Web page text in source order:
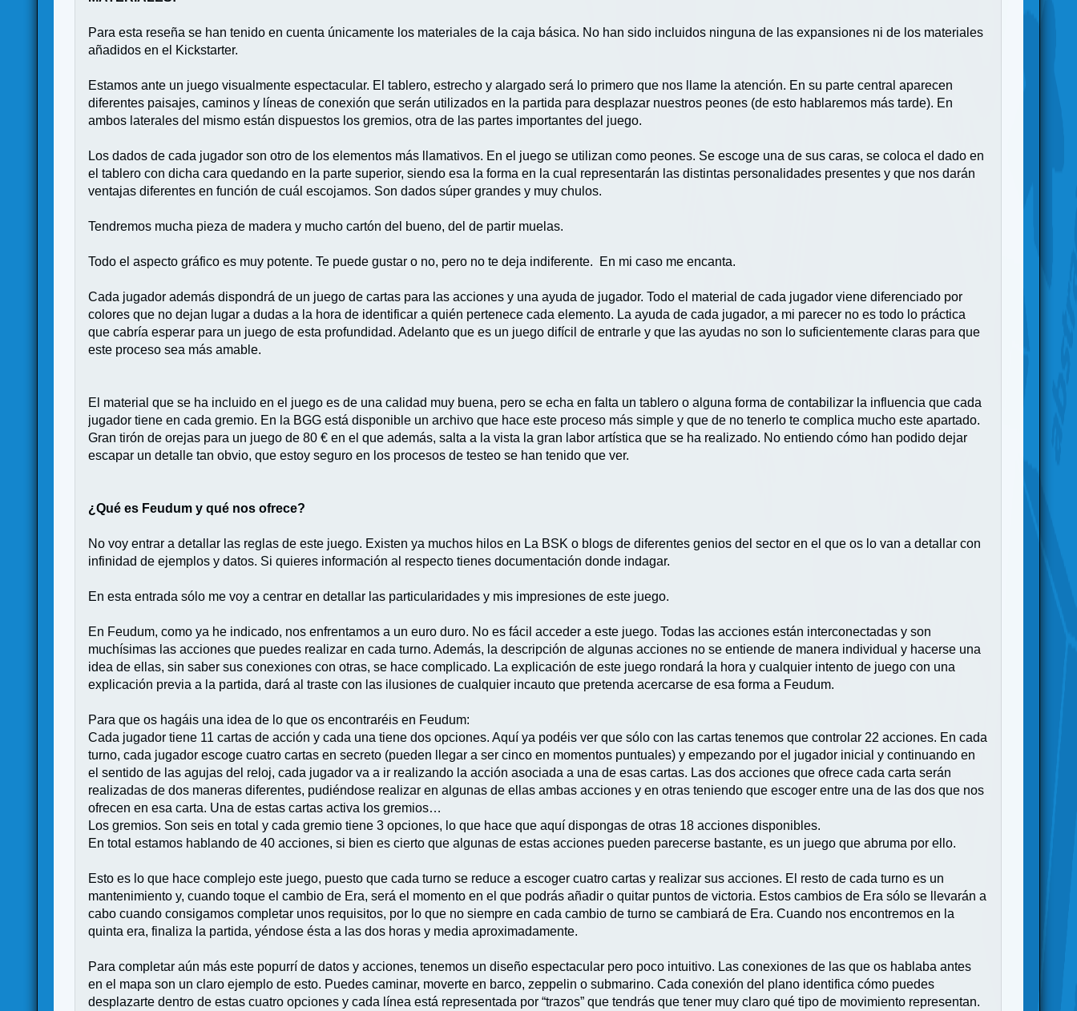
Para esta reseña se han tenido en cuenta únicamente los materiales de la caja básica. No han sido incluidos ninguna de las expansiones ni de los materiales
añadidos en el Kickstarter.
Estamos ante un juego visualmente espectacular. El tablero, estrecho y alargado será lo primero que nos llame la atención. En su parte central aparecen
diferentes paisajes, caminos y líneas de conexión que serán utilizados en la partida para desplazar nuestros peones (de esto hablaremos más tarde). En
ambos laterales del mismo están dispuestos los gremios, otra de las partes importantes del juego.
Los dados de cada jugador son otro de los elementos más llamativos. En el juego se utilizan como peones. Se escoge una de sus caras, se coloca el dado en
el tablero con dicha cara quedando en la parte superior, siendo esa la forma en la cual representarán las distintas personalidades presentes y que nos darán
ventajas diferentes en función de cuál escojamos. Son dados súper grandes y muy chulos.
Tendremos mucha pieza de madera y mucho cartón del bueno, del de partir muelas.
Todo el aspecto gráfico es muy potente. Te puede gustar o no, pero no te deja indiferente. En mi caso me encanta.
Cada jugador además dispondrá de un juego de cartas para las acciones y una ayuda de jugador. Todo el material de cada jugador viene diferenciado por
colores que no dejan lugar a dudas a la hora de identificar a quién pertenece cada elemento. La ayuda de cada jugador, a mi parecer no es todo lo práctica
que cabría esperar para un juego de esta profundidad. Adelanto que es un juego difícil de entrarle y que las ayudas no son lo suficientemente claras para que
este proceso sea más amable.
El material que se ha incluido en el juego es de una calidad muy buena, pero se echa en falta un tablero o alguna forma de contabilizar la influencia que cada
jugador tiene en cada gremio. En la BGG está disponible un archivo que hace este proceso más simple y que de no tenerlo te complica mucho este apartado.
Gran tirón de orejas para un juego de 80 € en el que además, salta a la vista la gran labor artística que se ha realizado. No entiendo cómo han podido dejar
escapar un detalle tan obvio, que estoy seguro en los procesos de testeo se han tenido que ver.
¿Qué es Feudum y qué nos ofrece?
No voy entrar a detallar las reglas de este juego. Existen ya muchos hilos en La BSK o blogs de diferentes genios del sector en el que os lo van a detallar con
infinidad de ejemplos y datos. Si quieres información al respecto tienes documentación donde indagar.
En esta entrada sólo me voy a centrar en detallar las particularidades y mis impresiones de este juego.
En Feudum, como ya he indicado, nos enfrentamos a un euro duro. No es fácil acceder a este juego. Todas las acciones están interconectadas y son
muchísimas las acciones que puedes realizar en cada turno. Además, la descripción de algunas acciones no se entiende de manera individual y hacerse una
idea de ellas, sin saber sus conexiones con otras, se hace complicado. La explicación de este juego rondará la hora y cualquier intento de juego con una
explicación previa a la partida, dará al traste con las ilusiones de cualquier incauto que pretenda acercarse de esa forma a Feudum.
Para que os hagáis una idea de lo que os encontraréis en Feudum:
Cada jugador tiene 11 cartas de acción y cada una tiene dos opciones. Aquí ya podéis ver que sólo con las cartas tenemos que controlar 22 acciones. En cada
turno, cada jugador escoge cuatro cartas en secreto (pueden llegar a ser cinco en momentos puntuales) y empezando por el jugador inicial y continuando en
el sentido de las agujas del reloj, cada jugador va a ir realizando la acción asociada a una de esas cartas. Las dos acciones que ofrece cada carta serán
realizadas de dos maneras diferentes, pudiéndose realizar en algunas de ellas ambas acciones y en otras teniendo que escoger entre una de las dos que nos
ofrecen en esa carta. Una de estas cartas activa los gremios…
Los gremios. Son seis en total y cada gremio tiene 3 opciones, lo que hace que aquí dispongas de otras 18 acciones disponibles.
En total estamos hablando de 40 acciones, si bien es cierto que algunas de estas acciones pueden parecerse bastante, es un juego que abruma por ello.
Esto es lo que hace complejo este juego, puesto que cada turno se reduce a escoger cuatro cartas y realizar sus acciones. El resto de cada turno es un
mantenimiento y, cuando toque el cambio de Era, será el momento en el que podrás añadir o quitar puntos de victoria. Estos cambios de Era sólo se llevarán a
cabo cuando consigamos completar unos requisitos, por lo que no siempre en cada cambio de turno se cambiará de Era. Cuando nos encontremos en la
quinta era, finaliza la partida, yéndose ésta a las dos horas y media aproximadamente.
Para completar aún más este popurrí de datos y acciones, tenemos un diseño espectacular pero poco intuitivo. Las conexiones de las que os hablaba antes
en el mapa son un claro ejemplo de esto. Puedes caminar, moverte en barco, zeppelin o submarino. Cada conexión del plano identifica cómo puedes
desplazarte dentro de estas cuatro opciones y cada línea está representada por “trazos” que tendrás que tener muy claro qué tipo de movimiento representan.